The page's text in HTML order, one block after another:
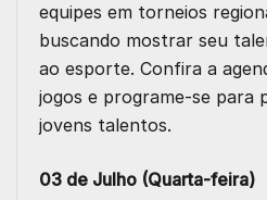
equipes em torneios
buscando mostrar seu
ao esporte. Confira a
jogos e programe-se para
jovens talentos.
03 de Julho (Quarta-feira)